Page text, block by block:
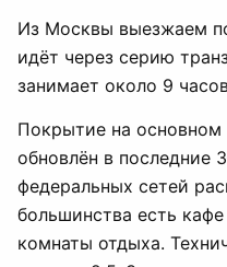
Из Москвы выезжаем
идёт через серию
занимает около 9
Покрытие на
обновлён в последние
федеральных сетей
большинства есть
комнаты отдыха.